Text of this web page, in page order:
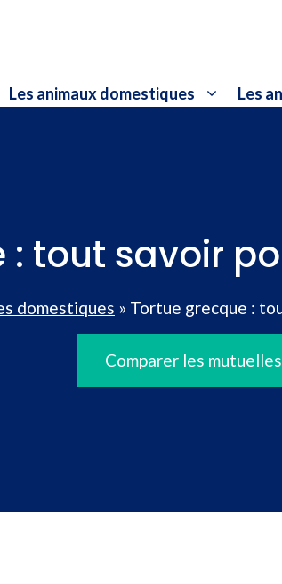
Les animaux domestiques Les
tout savoir
domestiques » Tortue grecque :
Comparer les